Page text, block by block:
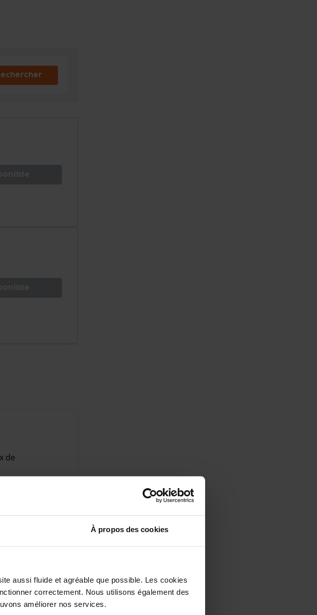
À propos des cookies
aussi fluide et agréable que possible. Les cookies
correctement. Nous utilisons également des
améliorer nos services.
Rechercher
de